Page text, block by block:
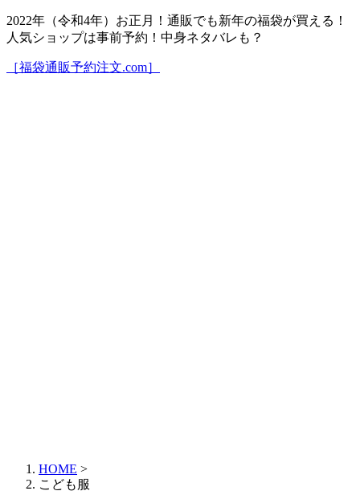
2022年（令和4年）お正月！通販でも新年の福袋が買える！
人気ショップは事前予約！中身ネタバレも？
［福袋通販予約注文.com］
HOME >
こども服